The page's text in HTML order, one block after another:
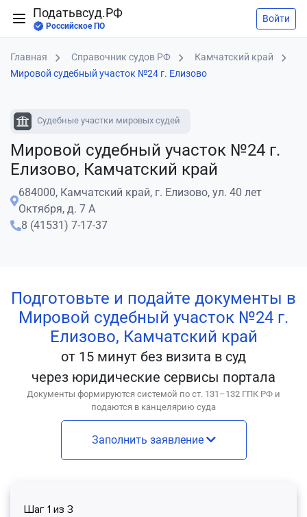
Податьвсуд.РФ
Российское ПО
Войти
Главная Справочник судов РФ
Камчатский край
Мировой судебный участок №24 г. Елизово
Судебные участки мировых судей
Мировой судебный участок №24 г.
Елизово, Камчатский край
684000, Камчатский край, г. Елизово, ул. 40 лет
Октября, д. 7 А
8 (41531) 7-17-37
Подготовьте и подайте документы в
Мировой судебный участок №24 г.
Елизово, Камчатский край
от 15 минут без визита в суд
через юридические сервисы портала
Документы формируются системой по ст. 131–132 ГПК РФ и
подаются в канцелярию суда
Заполнить заявление
Шаг 1 из 3